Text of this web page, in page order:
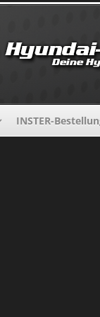
INSTER-